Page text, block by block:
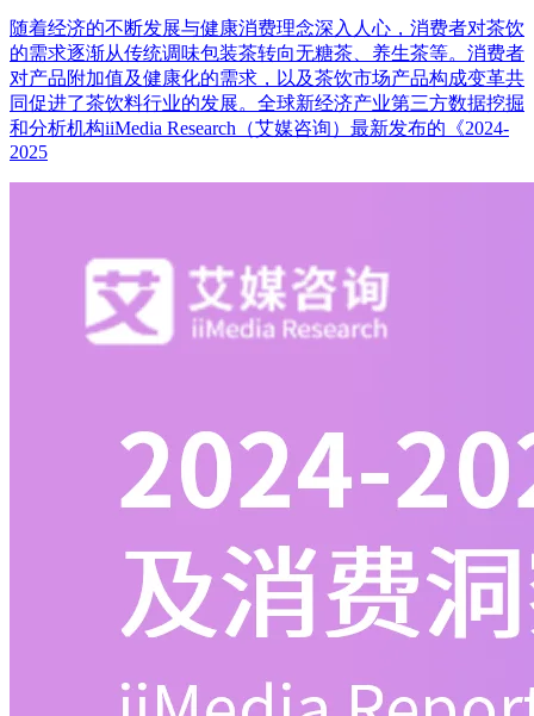
随着经济的不断发展与健康消费理念深入人心，消费者对茶饮
的需求逐渐从传统调味包装茶转向无糖茶、养生茶等。消费者
对产品附加值及健康化的需求，以及茶饮市场产品构成变革共
同促进了茶饮料行业的发展。全球新经济产业第三方数据挖掘
和分析机构iiMedia Research（艾媒咨询）最新发布的《2024-
2025